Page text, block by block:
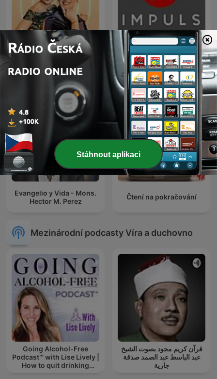
IMPULS
Evangelio y Vida - Mons.
Hector M. Perez
Čtení na pokračování
Mezinárodní podcasty Víra a duchovno
Going Alcohol-Free
Podcast™ with Lise Lively |
How to quit drinking
قرآن كريم مجود بصوت الشيخ
عبد الباسط عبد الصمد صدقة
جارية
Stáhnout aplikaci